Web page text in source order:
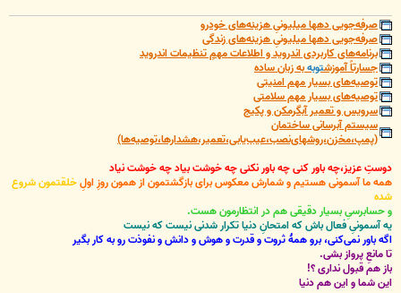
صرفه‌جویی دهها میلیونیِ هزینه‌های خودرو
صرفه‌جویی دهها میلیونیِ هزینه‌های زندگی
برنامه‌های کاربردی اندروید و اطلاعات مهمِ تنظیمات اندروید
جسارتاً آموزشتوبهبه زبان ساده
توصیه‌های بسیار مهم امنیتی
توصیه‌های بسیار مهم سلامتی
سرویس و تعمیر آبگرمکن و پکیج
سیستم آبرسانی ساختمان
(پمپ،مخزن،روشهای‌نصب،عیب‌یابی،تعمیر،هشدارها،توصیه‌ها)
دوستِ عزیز،چه باور کنی چه باور نکنی چه خوشت بیاد چه خوشت نیاد
همه ما آسمونی هستیم و شمارش معکوس برای بازگشتمون از همون روزِ اولِخلقتمون شروع
شده
و حسابرسیِ بسیار دقیقی هم در انتظارمون هست.
یه آسمونیِ فعال باش که امتحانِ دنیا تکرار شدنی نیست که نیست
اگه باور نمی‌کنی، برو همۀ ثروت و قدرت و هوش و دانش و نفوذت رو به کار بگیر
تا مانعِ پرواز بشی.
باز هم قبول نداری ؟!
این شما و این هم دنیا